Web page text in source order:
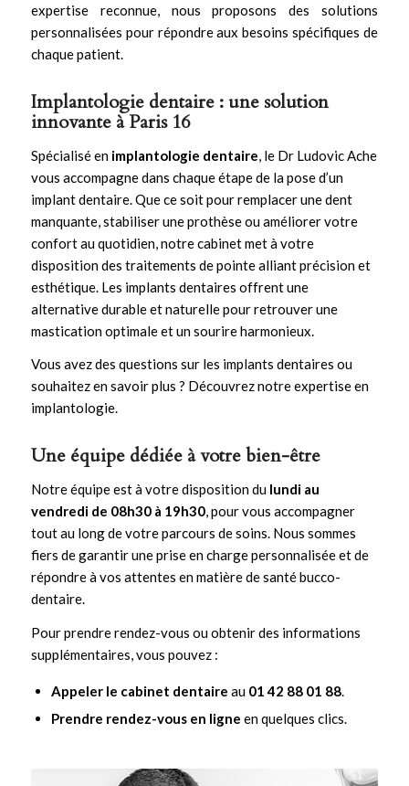
expertise reconnue, nous proposons des solutions
personnalisées pour répondre aux besoins spécifiques de
chaque patient.
Implantologie dentaire : une solution
innovante à Paris 16
Spécialisé en implantologie dentaire , le Dr Ludovic Ache
vous accompagne dans chaque étape de la pose d’un
implant dentaire. Que ce soit pour remplacer une dent
manquante, stabiliser une prothèse ou améliorer votre
confort au quotidien, notre cabinet met à votre
disposition des traitements de pointe alliant précision et
esthétique. Les implants dentaires offrent une
alternative durable et naturelle pour retrouver une
mastication optimale et un sourire harmonieux.
Vous avez des questions sur les implants dentaires ou
souhaitez en savoir plus ? Découvrez notre expertise en
implantologie.
Une équipe dédiée à votre bien-être
Notre équipe est à votre disposition du lundi au
vendredi de 08h30 à 19h30, pour vous accompagner
tout au long de votre parcours de soins. Nous sommes
fiers de garantir une prise en charge personnalisée et de
répondre à vos attentes en matière de santé bucco-
dentaire.
Pour prendre rendez-vous ou obtenir des informations
supplémentaires, vous pouvez :
Appeler le cabinet dentaire au 01 42 88 01 88.
Prendre rendez-vous en ligne en quelques clics.